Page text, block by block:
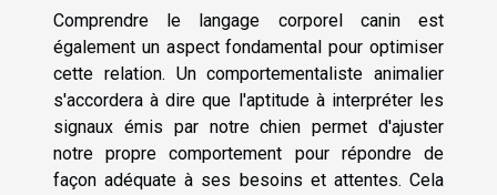
Comprendre le langage corporel canin est
également un aspect fondamental pour optimiser
cette relation. Un comportementaliste animalier
s'accordera à dire que l'aptitude à interpréter les
signaux émis par notre chien permet d'ajuster
notre propre comportement pour répondre de
façon adéquate à ses besoins et attentes. Cela